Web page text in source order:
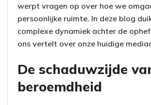
werpt vragen op over hoe we
persoonlijke ruimte. In deze blog
complexe dynamiek achter de
ons vertelt over onze huidige
De schaduwzijde
beroemdheid